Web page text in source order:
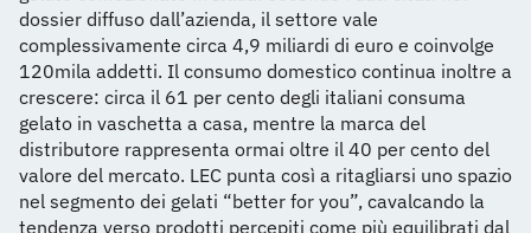
dossier diffuso dall’azienda, il settore vale
complessivamente circa 4,9 miliardi di euro e coinvolge
120mila addetti. Il consumo domestico continua inoltre a
crescere: circa il 61 per cento degli italiani consuma
gelato in vaschetta a casa, mentre la marca del
distributore rappresenta ormai oltre il 40 per cento del
valore del mercato. LEC punta così a ritagliarsi uno spazio
nel segmento dei gelati “better for you”, cavalcando la
tendenza verso prodotti percepiti come più equilibrati dal